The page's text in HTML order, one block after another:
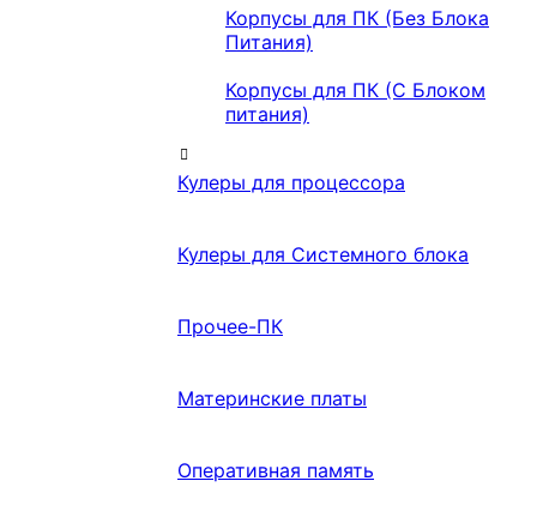
Корпусы для ПК (Без Блока
Питания)
Корпусы для ПК (С Блоком
питания)
Кулеры для процессора
Кулеры для Системного блока
Прочее-ПК
Материнские платы
Оперативная память